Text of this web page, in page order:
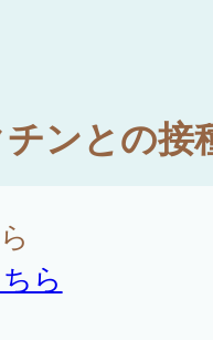
ンとの接
ら